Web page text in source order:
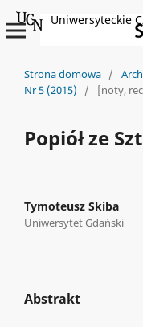
Uniwersyteckie
Strona domowa /
Nr 5 (2015)
/ [noty,
Popiół ze
Tymoteusz Skiba
Uniwersytet Gdański
Abstrakt